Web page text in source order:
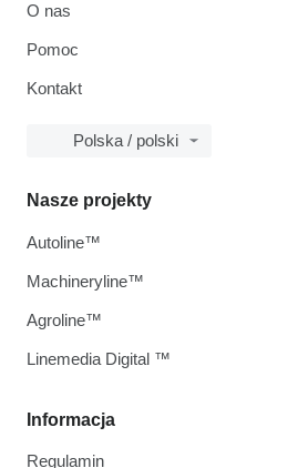
O nas
Pomoc
Kontakt
Polska / polski
Informacja
Regulamin
Nasze projekty
Autoline™
Machineryline™
Agroline™
Linemedia Digital ™